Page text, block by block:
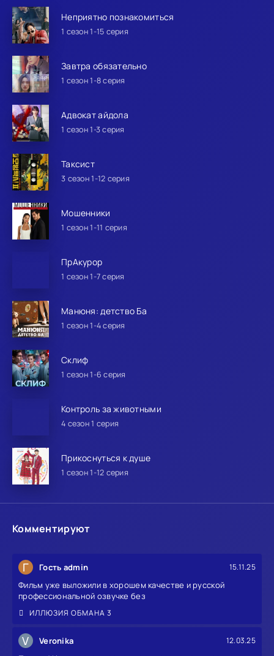
Неприятно познакомиться
1 сезон 1-15 серия
Завтра обязательно
1 сезон 1-8 серия
Адвокат айдола
1 сезон 1-3 серия
Таксист
3 сезон 1-12 серия
Мошенники
1 сезон 1-11 серия
ПрАкурор
1 сезон 1-7 серия
Манюня: детство Ба
1 сезон 1-4 серия
Склиф
1 сезон 1-6 серия
Контроль за животными
4 сезон 1 серия
Прикоснуться к душе
1 сезон 1-12 серия
Комментируют
Г Гость admin 15.11.25
Фильм уже выложили в хорошем качестве и русской
профессиональной озвучке без
ИЛЛЮЗИЯ ОБМАНА 3
V Veronika 12.03.25